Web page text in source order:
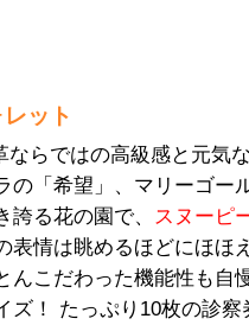
ット
ならではの高級感と元気
の「希望」、マリーゴー
る花の園で、 スヌーピ
情は眺めるほどにほほ
こだわった機能性も自
！ たっぷり10枚の診